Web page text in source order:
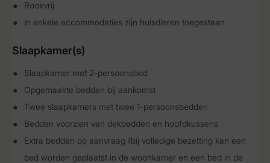
Rookvrij
In enkele accommodaties zijn huisdieren toegestaan
Slaapkamer(s)
Slaapkamer met 2-persoonsbed
Opgemaakte bedden bij aankomst
Twee slaapkamers met twee 1-persoonsbedden
Bedden voorzien van dekbedden en hoofdkussens
Extra bedden op aanvraag (bij volledige bezetting kan een
bed worden geplaatst in de woonkamer en een bed in de